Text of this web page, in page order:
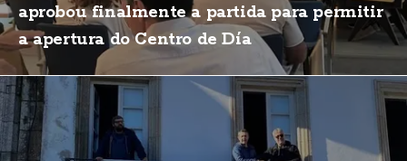
aprobou finalmente a partida para permitir
a apertura do Centro de Día